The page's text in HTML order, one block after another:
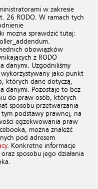
w zakresie
26 RODO. W ramach tych
można sprawdzić tutaj:
.
obowiązków
z RODO
danymi. Uzgodniliśmy
wykorzystywany jako punkt
których dane dotyczą,
danymi. Pozostaje to bez
do praw osób, których
sposobu przetwarzania
podstawy prawnej, na
egzekwowania praw
można znaleźć
pod adresem
. Konkretne informacje
sposobu jego działania